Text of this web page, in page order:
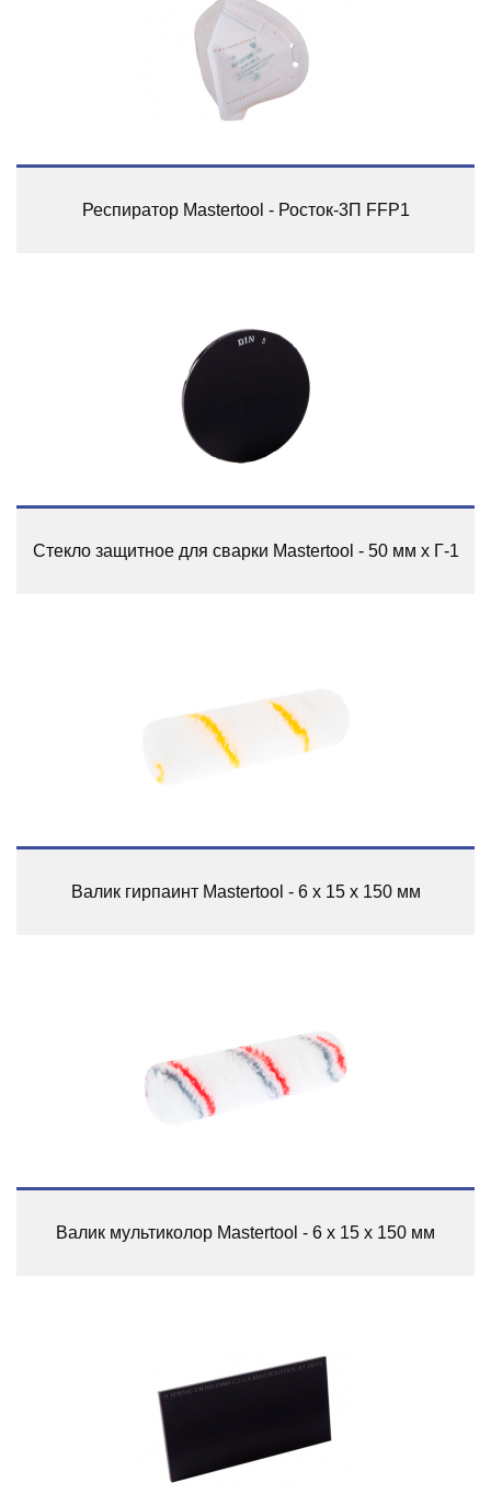
Респиратор Mastertool - Росток-3П FFP1
Стекло защитное для сварки Mastertool - 50 мм x Г-1
Валик гирпаинт Mastertool - 6 х 15 х 150 мм
Валик мультиколор Mastertool - 6 х 15 х 150 мм